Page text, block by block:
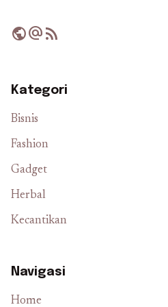
publicalternate_emailrss_feed
Kategori
Bisnis
Fashion
Gadget
Herbal
Kecantikan
Navigasi
Home